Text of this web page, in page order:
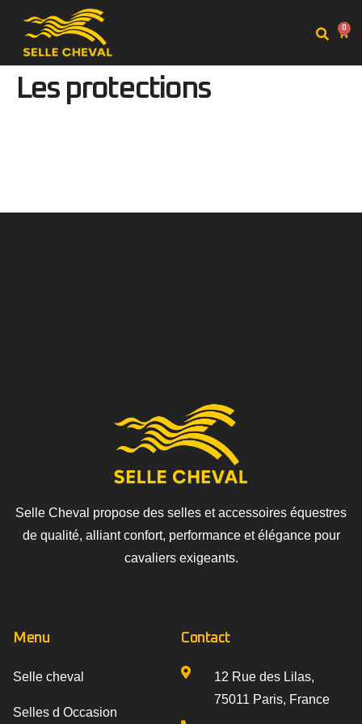
0
Les protections
Selle Cheval propose des selles et accessoires équestres
de qualité, alliant confort, performance et élégance pour
cavaliers exigeants.
Menu
Selle cheval
Selles d Occasion
Contact
12 Rue des Lilas,
75011 Paris, France